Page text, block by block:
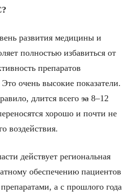
развития медицины и
полностью избавиться от
препаратов
очень высокие показатели.
длится всего за 8–12
хорошо и почти не
воздействия.
действует региональная
обеспечению пациентов
а с прошлого года